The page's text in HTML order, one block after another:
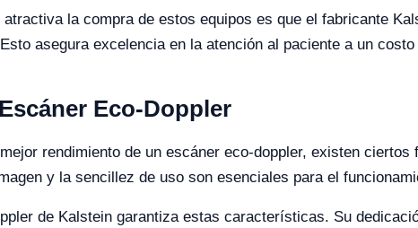
la compra de estos equipos es que el fabricante
asegura excelencia en la atención al paciente a un
Eco-Doppler
rendimiento de un escáner eco-doppler, existen
y la sencillez de uso son esenciales para el
de Kalstein garantiza estas características. Su